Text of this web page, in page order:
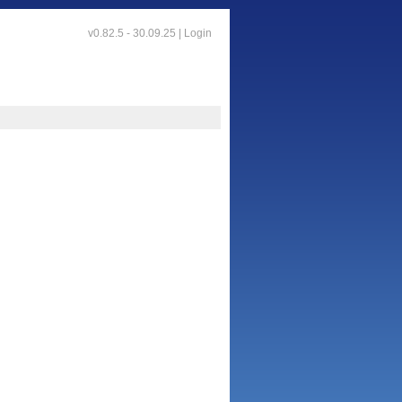
v0.82.5 - 30.09.25 | Login